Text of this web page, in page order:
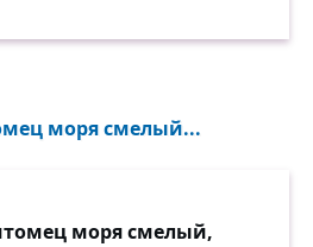
моря смелый...
моря смелый,